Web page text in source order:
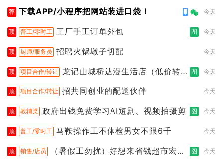
荐 下载APP/小程序把网站装进口袋！ 今天
顶 普工/零时工 工厂手工订单外包 图 今天
顶 厨师/服务员 招聘火锅墩子切配 今天
顶 项目合作/转让 龙记山城桥达漫生活店（低价转
图 今天
顶 项目合作/转让 招共同创业的配送伙伴 今天
顶 教辅类 政府出钱免费学习AI短剧、视频拍摄剪 图 今天
顶 普工/零时工 马鞍操作工不体检男女不限6千 今天
顶 销售/店员
（暑假工勿扰）好想来省钱超市宏声
图 今天